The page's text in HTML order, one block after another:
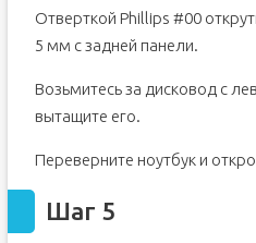
Отверткой Phillips #00
5 мм с задней панели.
Возьмитесь за дисковод с
вытащите его.
Переверните ноутбук и
Шаг 5